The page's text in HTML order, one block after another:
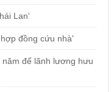
Lan'
đồng cứu nhà'
để lãnh lương hưu